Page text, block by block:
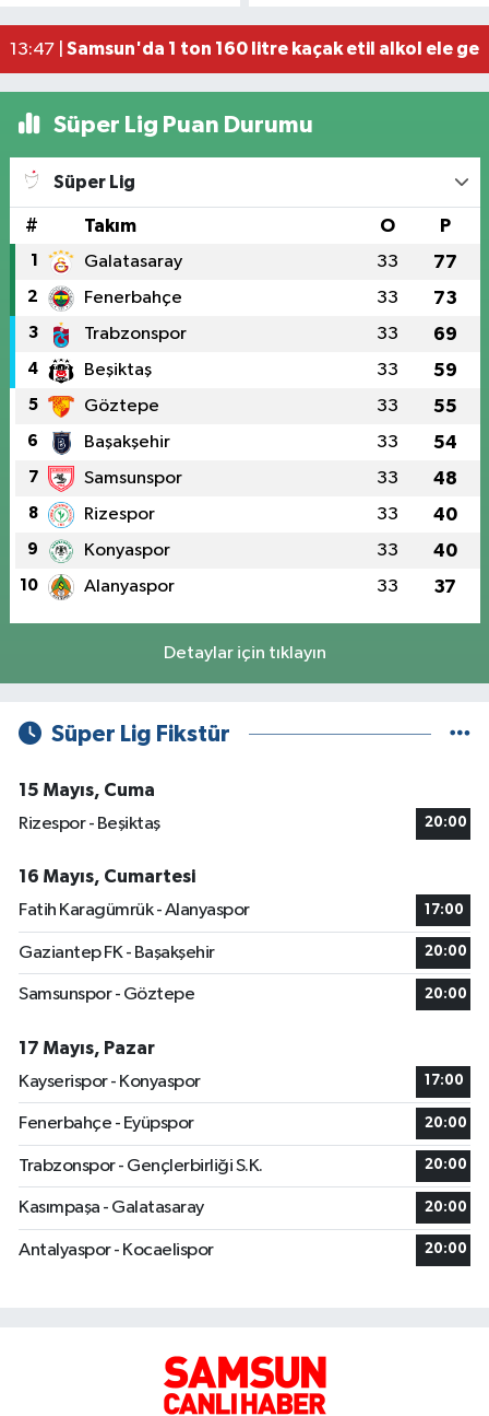
13:47 | Samsun'da 1 ton 160 litre kaçak etil alkol ele
Süper Lig Puan Durumu
Süper Lig
# Takım O P
1 Galatasaray 33 77
2 Fenerbahçe 33 73
3 Trabzonspor 33 69
4 Beşiktaş 33 59
5 Göztepe 33 55
6 Başakşehir 33 54
7 Samsunspor 33 48
8 Rizespor 33 40
9 Konyaspor 33 40
10 Alanyaspor 33 37
Detaylar için tıklayın
Süper Lig Fikstür
15 Mayıs, Cuma
Rizespor - Beşiktaş
20:00
16 Mayıs, Cumartesi
Fatih Karagümrük - Alanyaspor
17:00
Gaziantep FK - Başakşehir 20:00
Samsunspor - Göztepe 20:00
17 Mayıs, Pazar
Kayserispor - Konyaspor
17:00
Fenerbahçe - Eyüpspor 20:00
Trabzonspor - Gençlerbirliği S.K. 20:00
Kasımpaşa - Galatasaray 20:00
Antalyaspor - Kocaelispor 20:00